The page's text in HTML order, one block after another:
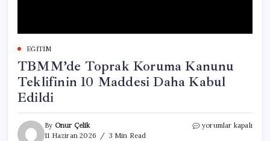
EĞITIM
TBMM’de Toprak Koruma Kanunu
Teklifinin 10 Maddesi Daha Kabul
Edildi
By Onur Çelik
11 Haziran 2026
3 Min Read
TBMM’de
yorumlar kapalı